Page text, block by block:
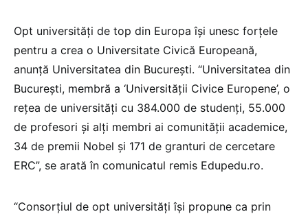
Opt universități de top din Europa își unesc forțele
pentru a crea o Universitate Civică Europeană,
anunță Universitatea din București. “Universitatea din
București, membră a ‘Universității Civice Europene’, o
rețea de universități cu 384.000 de studenți, 55.000
de profesori și alți membri ai comunității academice,
34 de premii Nobel și 171 de granturi de cercetare
ERC”, se arată în comunicatul remis Edupedu.ro.
“Consorțiul de opt universități își propune ca prin